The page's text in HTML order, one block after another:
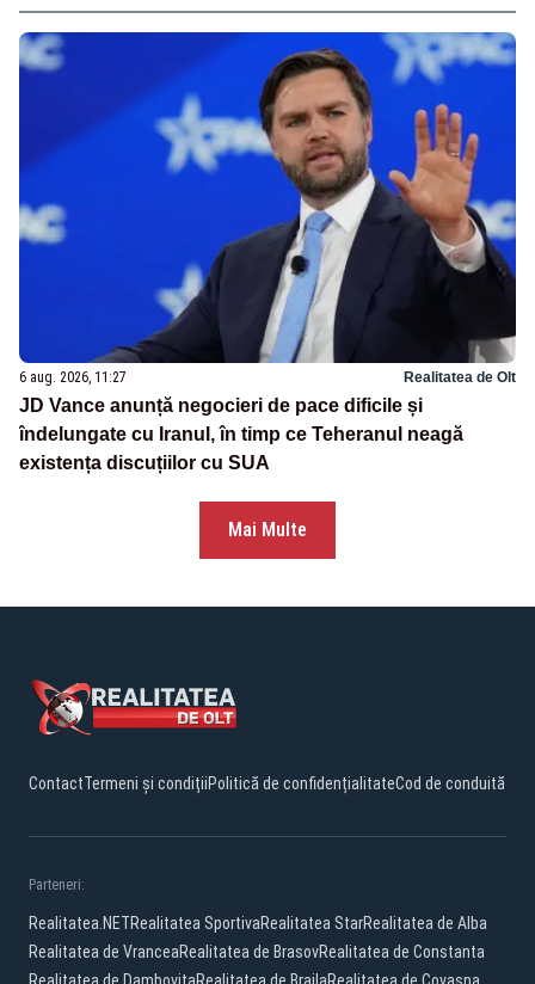
6 aug. 2026, 11:27 Realitatea de Olt
JD Vance anunță negocieri de pace dificile și
îndelungate cu Iranul, în timp ce Teheranul neagă
existența discuțiilor cu SUA
Mai Multe
ContactTermeni și condițiiPolitică de confidențialitateCod de conduită
Parteneri:
Realitatea.NETRealitatea SportivaRealitatea StarRealitatea de Alba
Realitatea de VranceaRealitatea de BrasovRealitatea de Constanta